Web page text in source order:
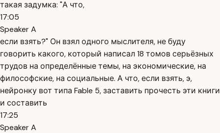
такая задумка: "А что,
17:05
Speaker A
если взять?" Он взял одного мыслителя, не буду
говорить какого, который написал 18 томов серьёзных
трудов на определённые темы, на экономические, на
философские, на социальные. А что, если взять, э,
нейронку вот типа Fable 5, заставить прочесть эти книги
и составить
17:25
Speaker A